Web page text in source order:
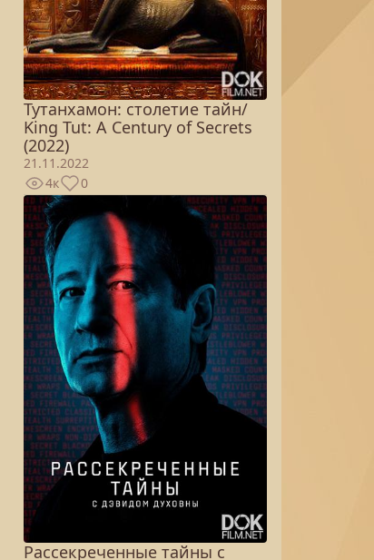
Тутанхамон: столетие тайн/
King Tut: A Century of Secrets
(2022)
21.11.2022
4к
0
Рассекреченные тайны с